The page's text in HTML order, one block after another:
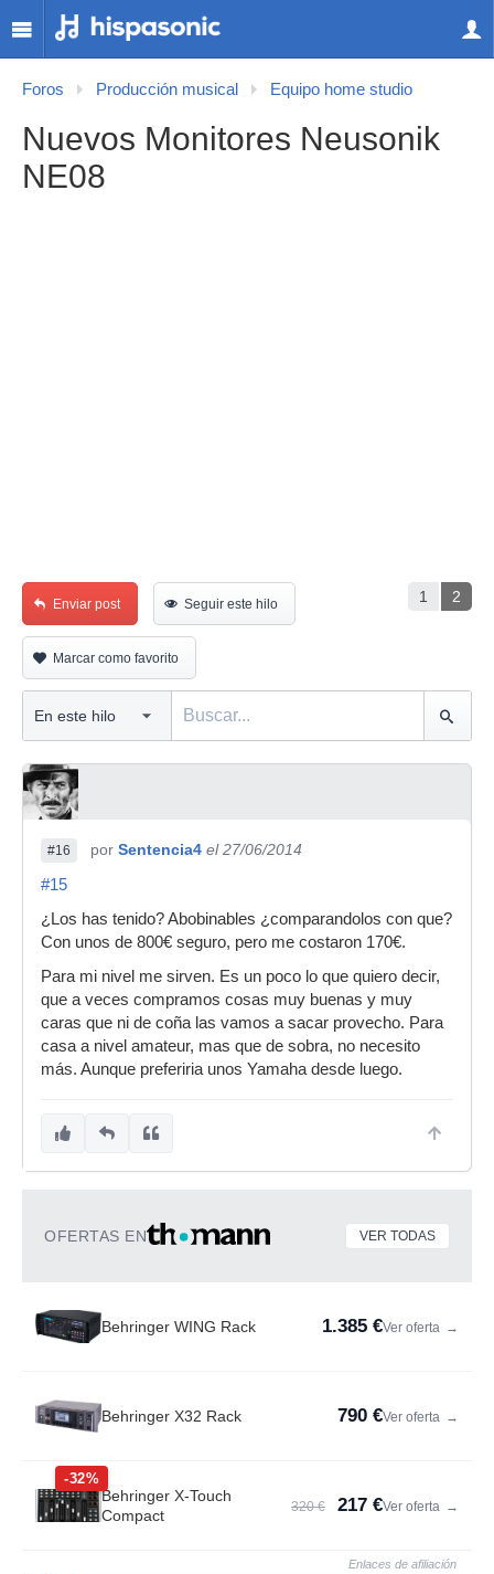
Foros Producción musical Equipo home studio
Nuevos Monitores Neusonik
NE08
1 2
Enviar post Seguir este hilo
Marcar como favorito
#16 por Sentencia4 el 27/06/2014
#15
¿Los has tenido? Abobinables ¿comparandolos con que?
Con unos de 800€ seguro, pero me costaron 170€.
Para mi nivel me sirven. Es un poco lo que quiero decir,
que a veces compramos cosas muy buenas y muy
caras que ni de coña las vamos a sacar provecho. Para
casa a nivel amateur, mas que de sobra, no necesito
más. Aunque preferiria unos Yamaha desde luego.
OFERTAS EN VER TODAS
Behringer WING Rack 1.385 €Ver oferta →
Behringer X32 Rack 790 €Ver oferta →
-32%
Behringer X-Touch
Compact
320 € 217 €Ver oferta →
Enlaces de afiliación